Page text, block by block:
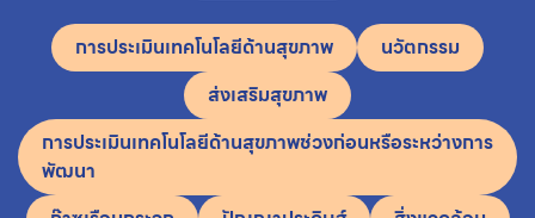
การประเมินเทคโนโลยีด้านสุขภาพ
นวัตกรรม
ส่งเสริมสุขภาพ
การประเมินเทคโนโลยีด้านสุขภาพช่วงก่อนหรือระหว่างการ
พัฒนา